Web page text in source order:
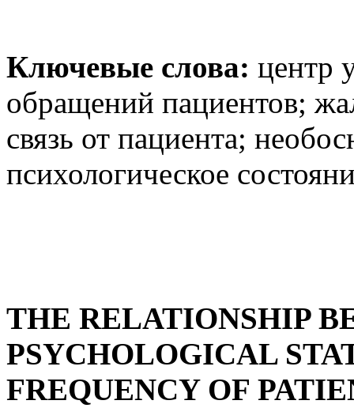
Ключевые слова: центр
обращений пациентов;
связь от пациента;
психологическое
THE RELATIONSHIP
PSYCHOLOGICAL
FREQUENCY OF